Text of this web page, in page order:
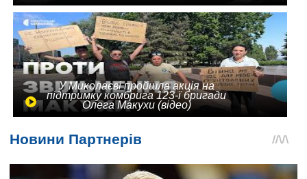
У Миколаєві пройшла акція на
підтримку комбрига 123-ї бригади
Олега Макухи (відео)